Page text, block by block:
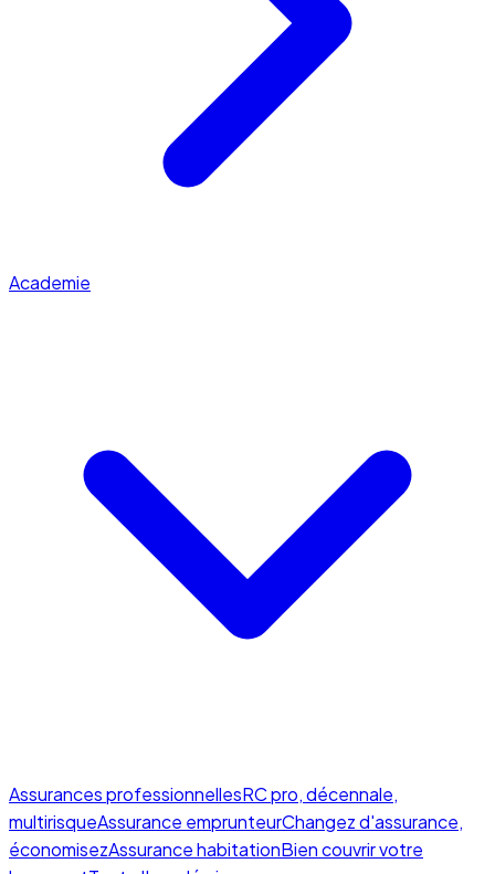
Academie
Assurances professionnellesRC pro, décennale,
multirisqueAssurance emprunteurChangez d'assurance,
économisezAssurance habitationBien couvrir votre